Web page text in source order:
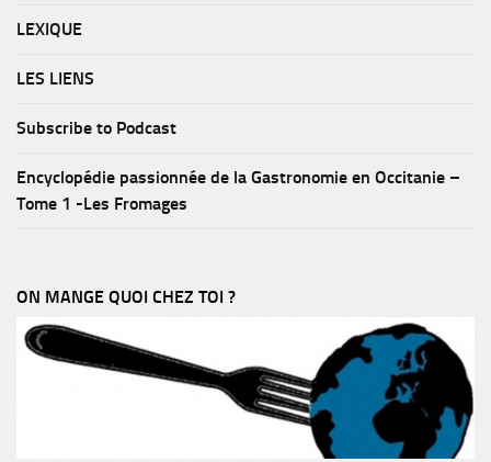
LEXIQUE
LES LIENS
Subscribe to Podcast
Encyclopédie passionnée de la Gastronomie en Occitanie –
Tome 1 -Les Fromages
ON MANGE QUOI CHEZ TOI ?